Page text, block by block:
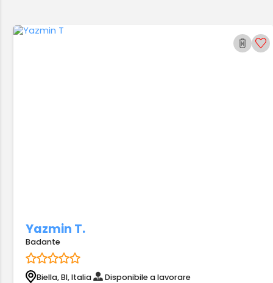
Yazmin T.
Badante
Biella, BI, Italia Disponibile a lavorare